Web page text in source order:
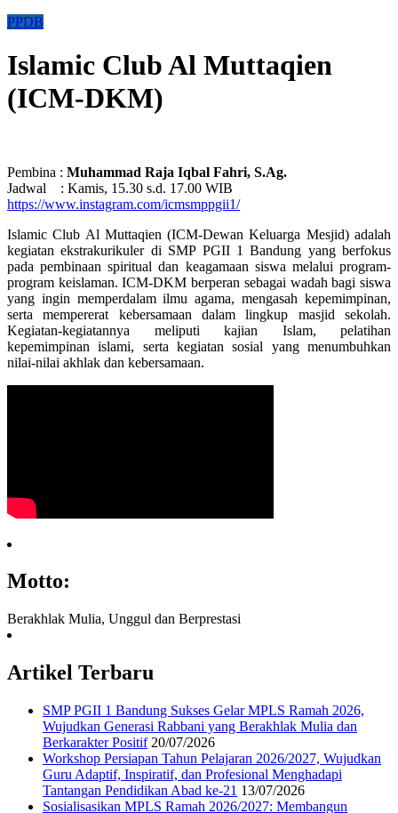
PPDB
Islamic Club Al Muttaqien
(ICM-DKM)
Pembina : Muhammad Raja Iqbal Fahri, S.Ag.
Jadwal : Kamis, 15.30 s.d. 17.00 WIB
https://www.instagram.com/icmsmppgii1/
Islamic Club Al Muttaqien (ICM-Dewan Keluarga Mesjid) adalah
kegiatan ekstrakurikuler di SMP PGII 1 Bandung yang berfokus
pada pembinaan spiritual dan keagamaan siswa melalui program-
program keislaman. ICM-DKM berperan sebagai wadah bagi siswa
yang ingin memperdalam ilmu agama, mengasah kepemimpinan,
serta mempererat kebersamaan dalam lingkup masjid sekolah.
Kegiatan-kegiatannya meliputi kajian Islam, pelatihan
kepemimpinan islami, serta kegiatan sosial yang menumbuhkan
nilai-nilai akhlak dan kebersamaan.
Motto:
Berakhlak Mulia, Unggul dan Berprestasi
Artikel Terbaru
SMP PGII 1 Bandung Sukses Gelar MPLS Ramah 2026,
Wujudkan Generasi Rabbani yang Berakhlak Mulia dan
Berkarakter Positif 20/07/2026
Workshop Persiapan Tahun Pelajaran 2026/2027, Wujudkan
Guru Adaptif, Inspiratif, dan Profesional Menghadapi
Tantangan Pendidikan Abad ke-21 13/07/2026
Sosialisasikan MPLS Ramah 2026/2027: Membangun